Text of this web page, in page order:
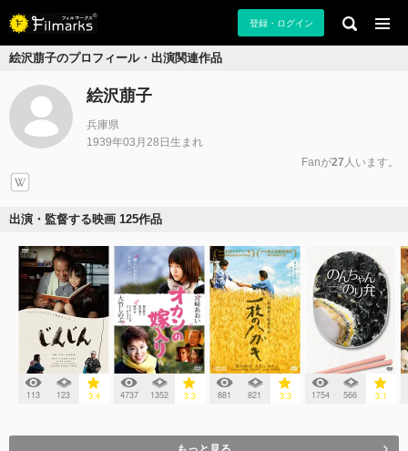
登録・ログイン
絵沢萠子のプロフィール・出演関連作品
絵沢萠子
兵庫県
1939年03月28日生まれ
Fanが27 人います。
出演・監督する映画 125作品
113 123 3.4 4737 1352 3.3 881 821 3.3 1754 566 3.1